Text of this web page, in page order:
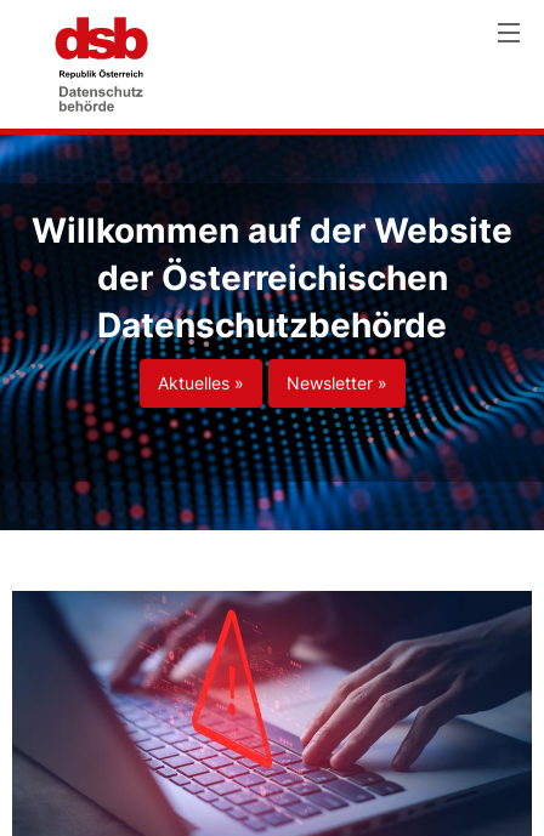
Willkommen auf der Website
der Österreichischen
Datenschutzbehörde
Aktuelles » Newsletter »